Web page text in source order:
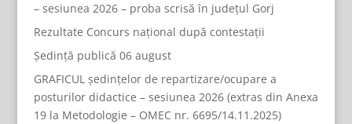
– sesiunea 2026 – proba scrisă în județul Gorj
Rezultate Concurs național după contestații
Ședință publică 06 august
GRAFICUL ședințelor de repartizare/ocupare a
posturilor didactice – sesiunea 2026 (extras din Anexa
19 la Metodologie – OMEC nr. 6695/14.11.2025)